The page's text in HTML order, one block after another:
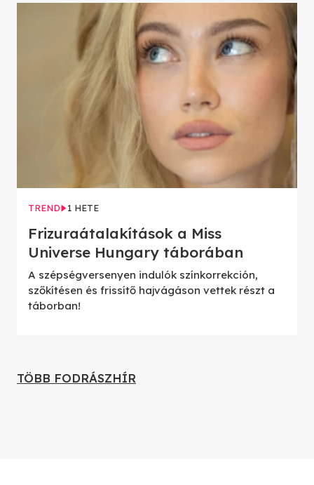
TREND 1 HETE
Frizuraátalakítások a Miss
Universe Hungary táborában
A szépségversenyen indulók színkorrekción,
szőkítésen és frissítő hajvágáson vettek részt a
táborban!
TÖBB FODRÁSZHÍR